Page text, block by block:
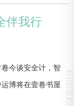
伴我行
今谈安全计，智
博将在壹卷书屋